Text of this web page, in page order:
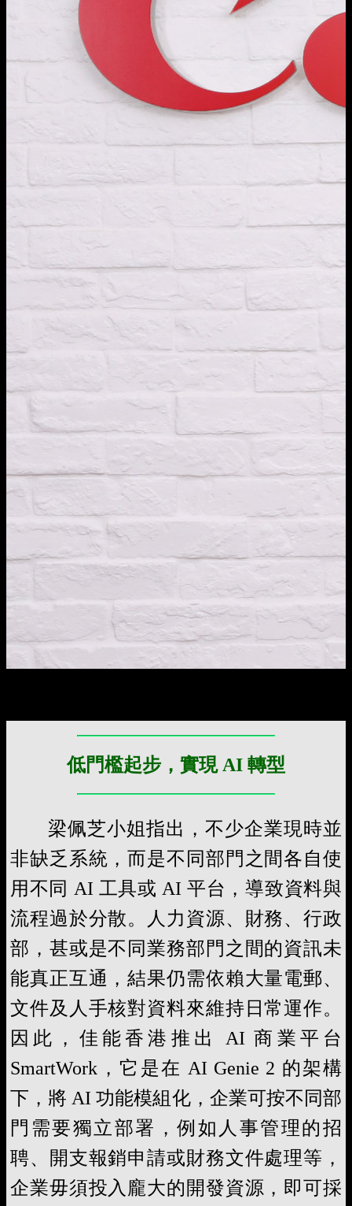
低門檻起步，實現 AI 轉型
梁佩芝小姐指出，不少企業現時並
非缺乏系統，而是不同部門之間各自使
用不同 AI 工具或 AI 平台，導致資料與
流程過於分散。人力資源、財務、行政
部，甚或是不同業務部門之間的資訊未
能真正互通，結果仍需依賴大量電郵、
文件及人手核對資料來維持日常運作。
因此，佳能香港推出 AI 商業平台
SmartWork，它是在 AI Genie 2 的架構
下，將 AI 功能模組化，企業可按不同部
門需要獨立部署，例如人事管理的招
聘、開支報銷申請或財務文件處理等，
企業毋須投入龐大的開發資源，即可採